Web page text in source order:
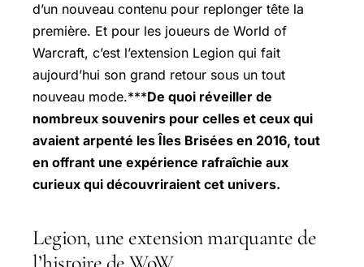
d’un nouveau contenu pour replonger tête la
première. Et pour les joueurs de World of
Warcraft, c’est l’extension Legion qui fait
aujourd’hui son grand retour sous un tout
nouveau mode.***De quoi réveiller de
nombreux souvenirs pour celles et ceux qui
avaient arpenté les Îles Brisées en 2016, tout
en offrant une expérience rafraîchie aux
curieux qui découvriraient cet univers.
Legion, une extension marquante de